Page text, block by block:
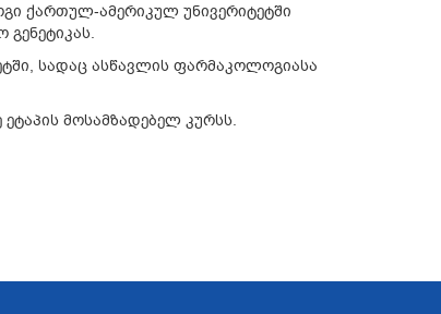
ქართულ-ამერიკულ უნივერიტეტში
სადაც ასწავლის ფარმაკოლოგიასა
მოსამზადებელ კურსს.